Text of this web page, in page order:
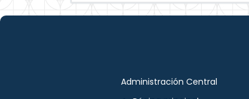
Administración Central